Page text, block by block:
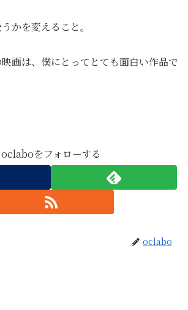
かを変えること。
画は、僕にとってとても面白い作品で
oclaboをフォローする
oclabo